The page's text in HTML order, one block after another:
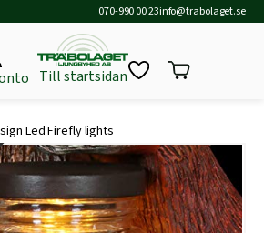
070-990 00 23info@trabolaget.se
Till startsidan
Led Firefly lights